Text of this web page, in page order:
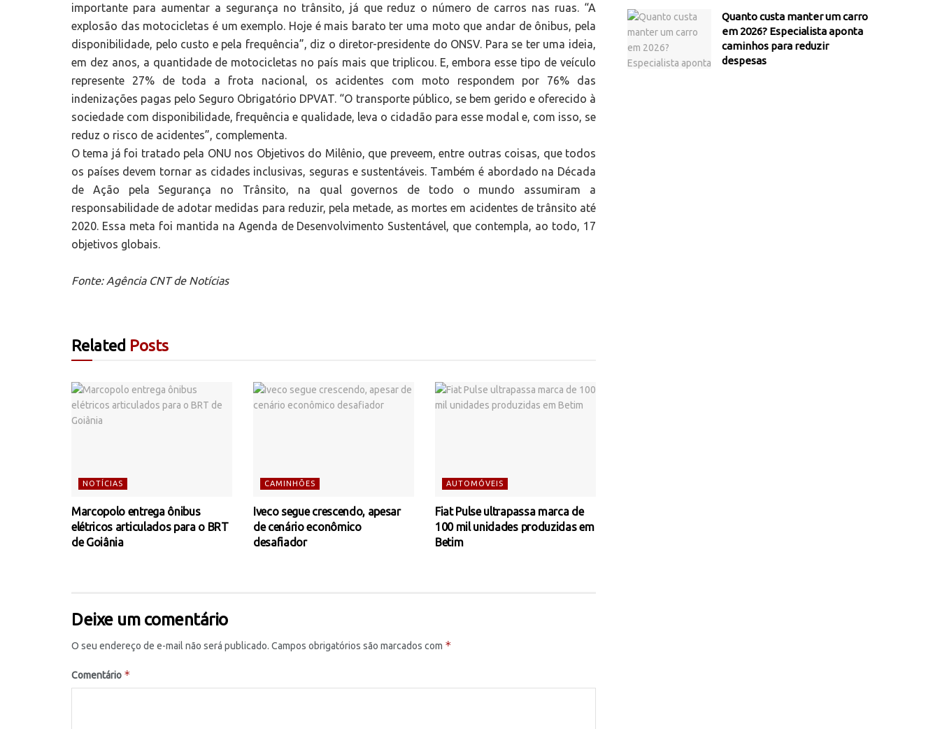
importante para aumentar a segurança no trânsito, já que reduz o número de carros nas ruas. “A
explosão das motocicletas é um exemplo. Hoje é mais barato ter uma moto que andar de ônibus, pela
disponibilidade, pelo custo e pela frequência”, diz o diretor-presidente do ONSV. Para se ter uma ideia,
em dez anos, a quantidade de motocicletas no país mais que triplicou. E, embora esse tipo de veículo
represente 27% de toda a frota nacional, os acidentes com moto respondem por 76% das
indenizações pagas pelo Seguro Obrigatório DPVAT. “O transporte público, se bem gerido e oferecido à
sociedade com disponibilidade, frequência e qualidade, leva o cidadão para esse modal e, com isso, se
reduz o risco de acidentes”, complementa.
O tema já foi tratado pela ONU nos Objetivos do Milênio, que preveem, entre outras coisas, que todos
os países devem tornar as cidades inclusivas, seguras e sustentáveis. Também é abordado na Década
de Ação pela Segurança no Trânsito, na qual governos de todo o mundo assumiram a
responsabilidade de adotar medidas para reduzir, pela metade, as mortes em acidentes de trânsito até
2020. Essa meta foi mantida na Agenda de Desenvolvimento Sustentável, que contempla, ao todo, 17
objetivos globais.
Fonte: Agência CNT de Notícias
Related Posts
NOTÍCIAS
Marcopolo entrega ônibus
elétricos articulados para o BRT
de Goiânia
CAMINHÕES
Iveco segue crescendo, apesar
de cenário econômico
desafiador
AUTOMÓVEIS
Fiat Pulse ultrapassa marca de
100 mil unidades produzidas em
Betim
Deixe um comentário
O seu endereço de e-mail não será publicado. Campos obrigatórios são marcados com *
Comentário *
Quanto custa manter um carro
em 2026? Especialista aponta
caminhos para reduzir
despesas